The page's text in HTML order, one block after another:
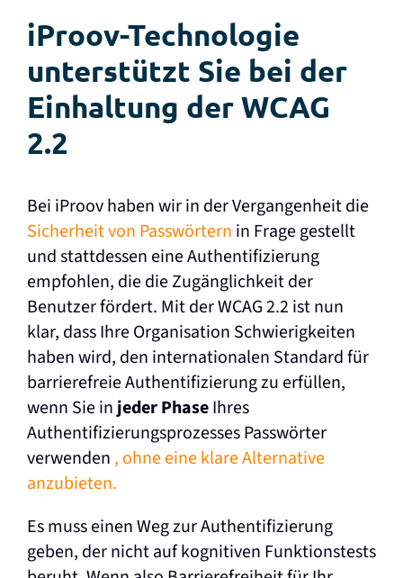
iProov-Technologie
unterstützt Sie bei der
Einhaltung der WCAG
2.2
Bei iProov haben wir in der Vergangenheit die
Sicherheit von Passwörtern in Frage gestellt
und stattdessen eine Authentifizierung
empfohlen, die die Zugänglichkeit der
Benutzer fördert. Mit der WCAG 2.2 ist nun
klar, dass Ihre Organisation Schwierigkeiten
haben wird, den internationalen Standard für
barrierefreie Authentifizierung zu erfüllen,
wenn Sie injeder PhaseIhres
Authentifizierungsprozesses Passwörter
verwenden , ohne eine klare Alternative
anzubieten.
Es muss einen Weg zur Authentifizierung
geben, der nicht auf kognitiven Funktionstests